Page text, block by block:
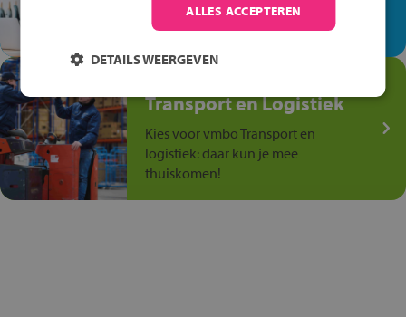
op de winkelvloer, waar elke dag
anders is!
Transport en Logistiek
Kies voor vmbo Transport en
logistiek: daar kun je mee
thuiskomen!
ALLES ACCEPTEREN
DETAILS WEERGEVEN